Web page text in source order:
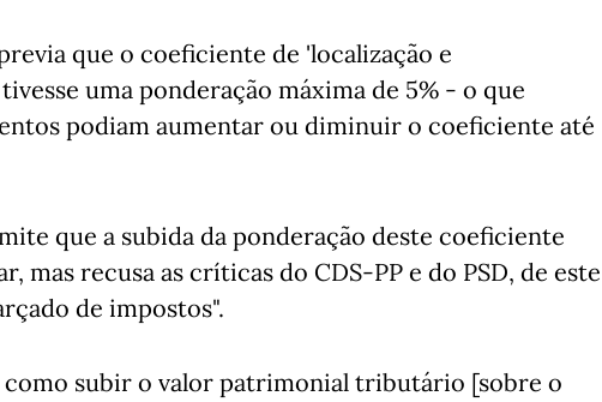
que o coeficiente de 'localização e
uma ponderação máxima de 5% - o que
podiam aumentar ou diminuir o coeficiente até
que a subida da ponderação deste coeficiente
mas recusa as críticas do CDS-PP e do PSD, de este
de impostos".
subir o valor patrimonial tributário [sobre o